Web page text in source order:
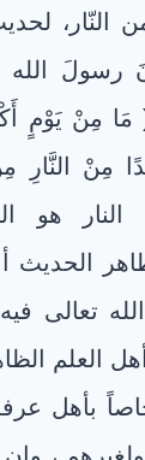
النّار،
رسولَ
مِنْ يَوْمٍ
مِنْ
هو
الحديث
تعالى
العلم
بأهل